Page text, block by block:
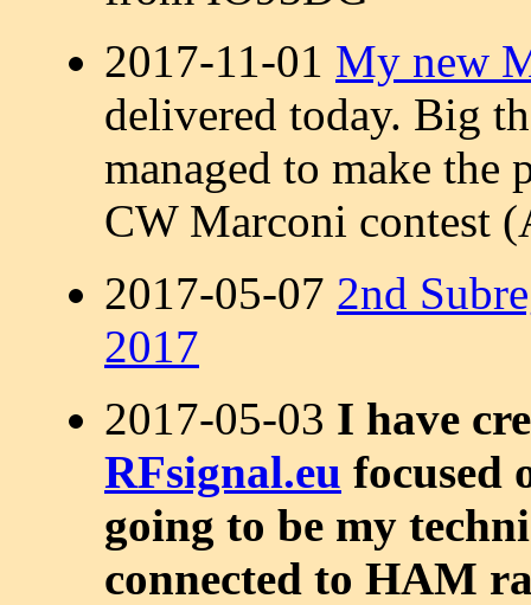
2017-11-01 My new
delivered today. Big
managed to make
CW Marconi contest
2017-05-07 2nd
2017
2017-05-03 I have
RFsignal.eu focused
going to be my
connected to HAM